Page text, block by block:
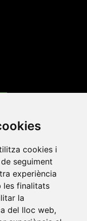
cookies i
seguiment
experiència
les finalitats
la
del lloc web,
d'Alacant